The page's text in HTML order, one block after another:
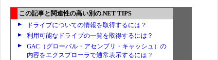
この記事と関連性の高い別の.NET TIPS
ドライブについての情報を取得するには？
利用可能なドライブの一覧を取得するには？
GAC（グローバル・アセンブリ・キャッシュ）の
内容をエクスプローラで通常表示するには？